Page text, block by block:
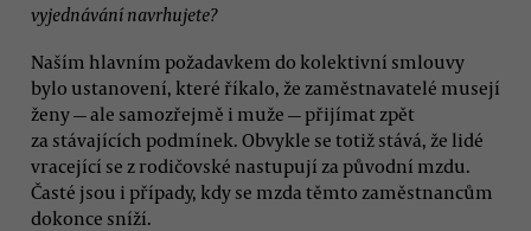
vyjednávání navrhujete?
Naším hlavním požadavkem do kolektivní smlouvy
bylo ustanovení, které říkalo, že zaměstnavatelé musejí
ženy — ale samozřejmě i muže — přijímat zpět
za stávajících podmínek. Obvykle se totiž stává, že lidé
vracející se z rodičovské nastupují za původní mzdu.
Časté jsou i případy, kdy se mzda těmto zaměstnancům
dokonce sníží.